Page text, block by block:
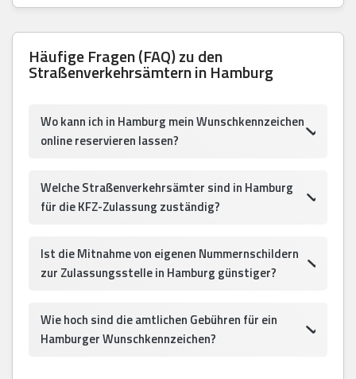
Häufige Fragen (FAQ) zu den
Straßenverkehrsämtern in Hamburg
Wo kann ich in Hamburg mein Wunschkennzeichen
online reservieren lassen?
Welche Straßenverkehrsämter sind in Hamburg
für die KFZ-Zulassung zuständig?
Ist die Mitnahme von eigenen Nummernschildern
zur Zulassungsstelle in Hamburg günstiger?
Wie hoch sind die amtlichen Gebühren für ein
Hamburger Wunschkennzeichen?